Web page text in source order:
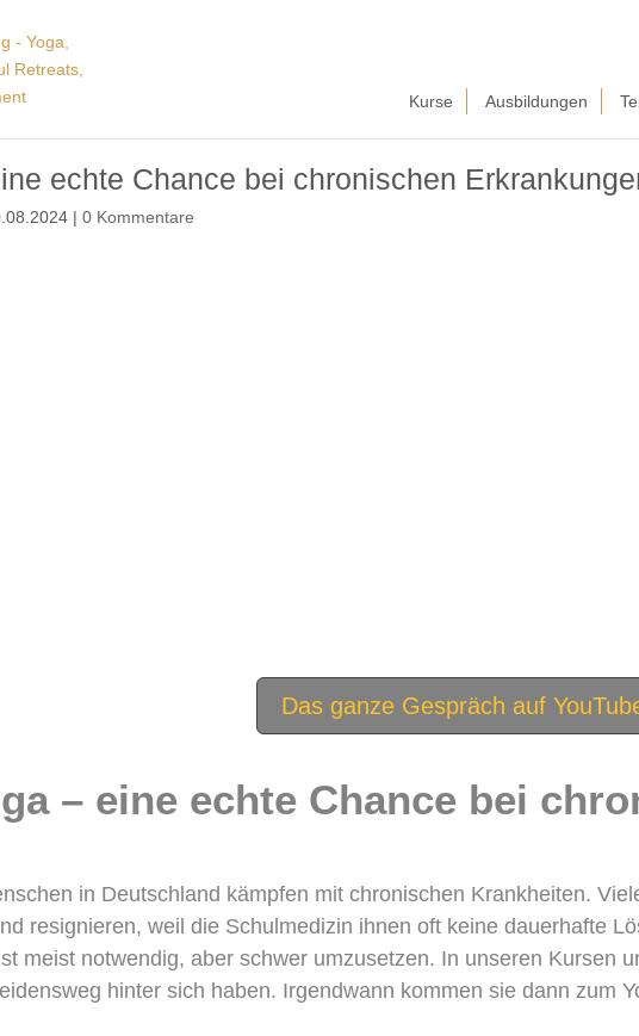
Kurse Ausbildungen
echte Chance bei chronischen
|0 Kommentare
Das ganze Gespräch auf
– eine echte Chance bei
in Deutschland kämpfen mit chronischen Krankheiten.
resignieren, weil die Schulmedizin ihnen oft keine dauerhafte
meist notwendig, aber schwer umzusetzen. In unseren Kursen
hinter sich haben. Irgendwann kommen sie dann zum